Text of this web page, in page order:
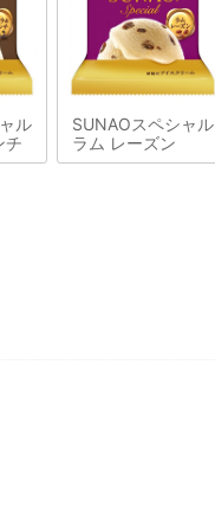
ル
チ
SUNAOスペシャル
ラム レーズン